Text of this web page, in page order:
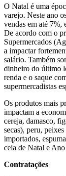
O Natal é uma
varejo. Neste ano
vendas em até 7%,
De acordo com o
Supermercados
a impactar
salário. Também
dinheiro do último
renda e o saque
supermercadistas
Os produtos mais
impactam a
cereja, damasco,
secas), peru,
importados,
ceia de Natal e
Contratações